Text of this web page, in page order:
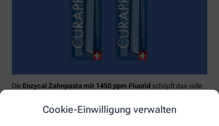
Cookie-Einwilligung verwalten
Die Enzycal Zahnpasta mit 1450 ppm Fluorid schöpft das volle
Enzymen deine körpereigenen Abwehrkräfte.